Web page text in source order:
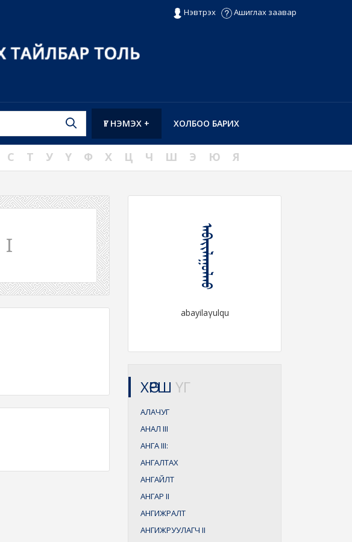
Нэвтрэх Ашиглах заавар
ХОЛБОО БАРИХ
ҮГ НЭМЭХ +
С Т У Ү Ф Х Ц Ч Ш Э Ю Я
I ᠠᠪᠠᠶᠢᠯᠠᠭᠤᠯᠬᠤ
abayilaγulqu
ХӨРШ ҮГ
АЛАЧУГ
АНАЛ III
АНГАIII:
АНГАЛТАХ
АНГАЙЛТ
АНГАР II
АНГИЖРАЛТ
АНГИЖРУУЛАГЧ II